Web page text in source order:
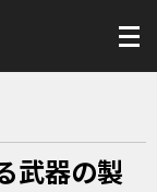
武器の製